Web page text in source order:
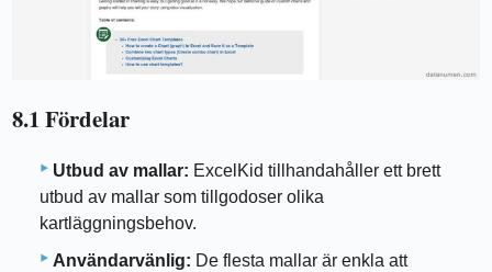
8.1 Fördelar
Utbud av mallar: ExcelKid tillhandahåller ett brett
utbud av mallar som tillgodoser olika
kartläggningsbehov.
Användarvänlig: De flesta mallar är enkla att